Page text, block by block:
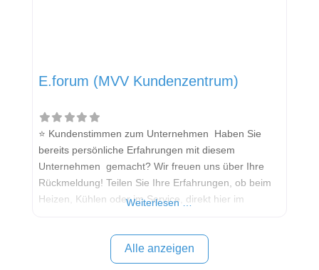
E.forum (MVV Kundenzentrum)
⭐ Kundenstimmen zum Unternehmen Haben Sie
bereits persönliche Erfahrungen mit diesem
Unternehmen gemacht? Wir freuen uns über Ihre
Rückmeldung! Teilen Sie Ihre Erfahrungen, ob beim
Heizen, Kühlen oder im Service, direkt hier im
Sollten Sie eine kritische Meinung äußern, so geben
Sie diese bitte mit konkreten Details an und bleiben
Weiterlesen …
Alle anzeigen